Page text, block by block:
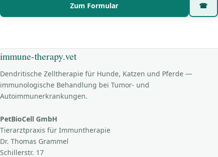
Zum Formular ☎
immune-therapy.vet
Dendritische Zelltherapie für Hunde, Katzen und Pferde —
immunologische Behandlung bei Tumor- und
Autoimmunerkrankungen.
PetBioCell GmbH
Tierarztpraxis für Immuntherapie
Dr. Thomas Grammel
Schillerstr. 17